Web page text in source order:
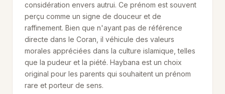
considération envers autrui. Ce prénom est souvent
perçu comme un signe de douceur et de
raffinement. Bien que n'ayant pas de référence
directe dans le Coran, il véhicule des valeurs
morales appréciées dans la culture islamique, telles
que la pudeur et la piété. Haybana est un choix
original pour les parents qui souhaitent un prénom
rare et porteur de sens.